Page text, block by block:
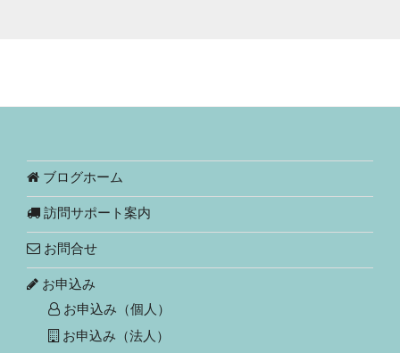
ブログホーム
訪問サポート案内
お問合せ
お申込み
お申込み（個人）
お申込み（法人）